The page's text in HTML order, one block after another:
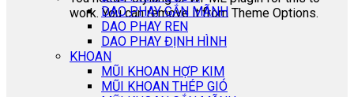
work. You can remove it from Theme Options.
DAO PHAY GẮN MÃNH
DAO PHAY REN
DAO PHAY ĐỊNH HÌNH
KHOAN
MŨI KHOAN HỢP KIM
MŨI KHOAN THÉP GIÓ